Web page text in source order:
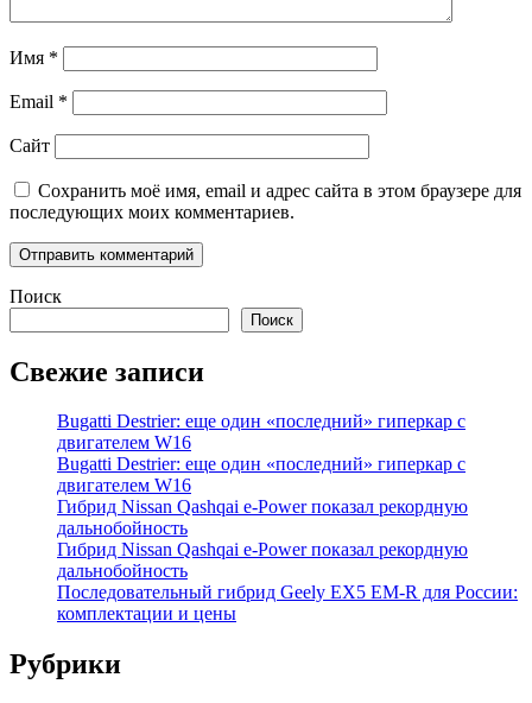
Имя *
Email *
Сайт
Сохранить моё имя, email и адрес сайта в этом браузере для
последующих моих комментариев.
Поиск
Поиск
Свежие записи
Bugatti Destrier: еще один «последний» гиперкар с
двигателем W16
Bugatti Destrier: еще один «последний» гиперкар с
двигателем W16
Гибрид Nissan Qashqai e-Power показал рекордную
дальнобойность
Гибрид Nissan Qashqai e-Power показал рекордную
дальнобойность
Последовательный гибрид Geely EX5 EM-R для России:
комплектации и цены
Рубрики